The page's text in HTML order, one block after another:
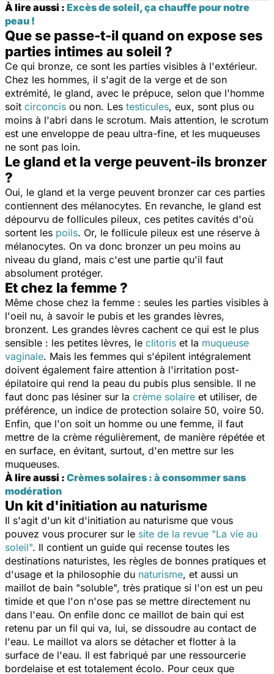
À lire aussi : Excès de soleil, ça chauffe pour notre
peau !
Que se passe-t-il quand on expose ses
parties intimes au soleil ?
Ce qui bronze, ce sont les parties visibles à l'extérieur.
Chez les hommes, il s'agit de la verge et de son
extrémité, le gland, avec le prépuce, selon que l'homme
soit circoncis ou non. Les testicules, eux, sont plus ou
moins à l'abri dans le scrotum. Mais attention, le scrotum
est une enveloppe de peau ultra-fine, et les muqueuses
ne sont pas loin.
Le gland et la verge peuvent-ils bronzer
?
Oui, le gland et la verge peuvent bronzer car ces parties
contiennent des mélanocytes. En revanche, le gland est
dépourvu de follicules pileux, ces petites cavités d'où
sortent les poils. Or, le follicule pileux est une réserve à
mélanocytes. On va donc bronzer un peu moins au
niveau du gland, mais c'est une partie qu'il faut
absolument protéger.
Et chez la femme ?
Même chose chez la femme : seules les parties visibles à
l'oeil nu, à savoir le pubis et les grandes lèvres,
bronzent. Les grandes lèvres cachent ce qui est le plus
sensible : les petites lèvres, le clitoris et la muqueuse
vaginale. Mais les femmes qui s'épilent intégralement
doivent également faire attention à l'irritation post-
épilatoire qui rend la peau du pubis plus sensible. Il ne
faut donc pas lésiner sur la crème solaire et utiliser, de
préférence, un indice de protection solaire 50, voire 50.
Enfin, que l'on soit un homme ou une femme, il faut
mettre de la crème régulièrement, de manière répétée et
en surface, en évitant, surtout, d'en mettre sur les
muqueuses.
À lire aussi : Crèmes solaires : à consommer sans
modération
Un kit d'initiation au naturisme
Il s'agit d'un kit d'initiation au naturisme que vous
pouvez vous procurer sur le site de la revue "La vie au
soleil". Il contient un guide qui recense toutes les
destinations naturistes, les règles de bonnes pratiques et
d'usage et la philosophie du naturisme, et aussi un
maillot de bain "soluble", très pratique si l'on est un peu
timide et que l'on n'ose pas se mettre directement nu
dans l'eau. On enfile donc ce maillot de bain qui est
retenu par un fil qui va, lui, se dissoudre au contact de
l'eau. Le maillot va alors se détacher et flotter à la
surface de l'eau. Il est fabriqué par une ressourcerie
bordelaise et est totalement écolo. Pour ceux que